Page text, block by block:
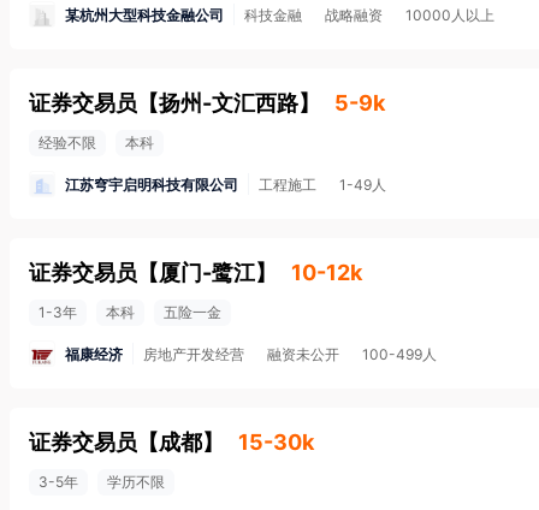
某杭州大型科技金融公司 科技金融 战略融资 10000人以上
证券交易员 【扬州-文汇西路】 5-9k
经验不限 本科
江苏穹宇启明科技有限公司 工程施工 1-49人
证券交易员 【厦门-鹭江】 10-12k
1-3年 本科 五险一金
福康经济 房地产开发经营 融资未公开 100-499人
证券交易员 【成都】 15-30k
3-5年 学历不限